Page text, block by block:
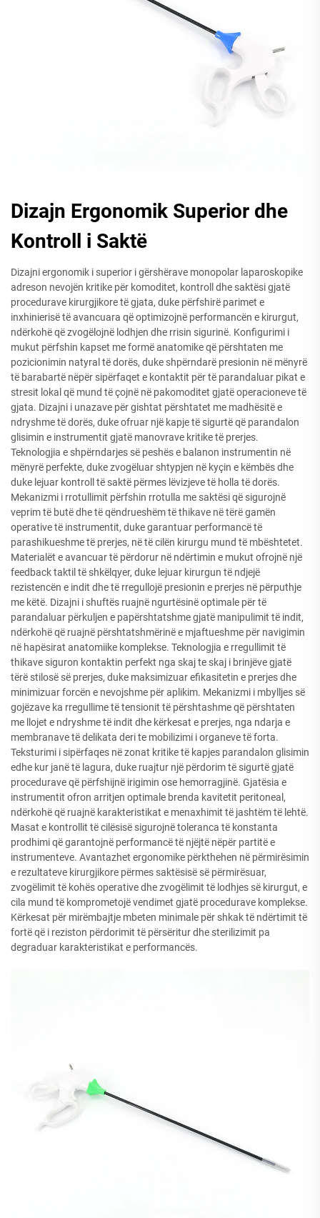
Dizajn Ergonomik Superior dhe
Kontroll i Saktë
Dizajni ergonomik i superior i gërshërave monopolar laparoskopike
adreson nevojën kritike për komoditet, kontroll dhe saktësi gjatë
procedurave kirurgjikore të gjata, duke përfshirë parimet e
inxhinierisë të avancuara që optimizojnë performancën e kirurgut,
ndërkohë që zvogëlojnë lodhjen dhe rrisin sigurinë. Konfigurimi i
mukut përfshin kapset me formë anatomike që përshtaten me
pozicionimin natyral të dorës, duke shpërndarë presionin në mënyrë
të barabartë nëpër sipërfaqet e kontaktit për të parandaluar pikat e
stresit lokal që mund të çojnë në pakomoditet gjatë operacioneve të
gjata. Dizajni i unazave për gishtat përshtatet me madhësitë e
ndryshme të dorës, duke ofruar një kapje të sigurtë që parandalon
glisimin e instrumentit gjatë manovrave kritike të prerjes.
Teknologjia e shpërndarjes së peshës e balanon instrumentin në
mënyrë perfekte, duke zvogëluar shtypjen në kyçin e këmbës dhe
duke lejuar kontroll të saktë përmes lëvizjeve të holla të dorës.
Mekanizmi i rrotullimit përfshin rrotulla me saktësi që sigurojnë
veprim të butë dhe të qëndrueshëm të thikave në tërë gamën
operative të instrumentit, duke garantuar performancë të
parashikueshme të prerjes, në të cilën kirurgu mund të mbështetet.
Materialët e avancuar të përdorur në ndërtimin e mukut ofrojnë një
feedback taktil të shkëlqyer, duke lejuar kirurgun të ndjejë
rezistencën e indit dhe të rregullojë presionin e prerjes në përputhje
me këtë. Dizajni i shuftës ruajnë ngurtësinë optimale për të
parandaluar përkuljen e papërshtatshme gjatë manipulimit të indit,
ndërkohë që ruajnë përshtatshmërinë e mjaftueshme për navigimin
në hapësirat anatomiike komplekse. Teknologjia e rregullimit të
thikave siguron kontaktin perfekt nga skaj te skaj i brinjëve gjatë
tërë stilosë së prerjes, duke maksimizuar efikasitetin e prerjes dhe
minimizuar forcën e nevojshme për aplikim. Mekanizmi i mbylljes së
gojëzave ka rregullime të tensionit të përshtashme që përshtaten
me llojet e ndryshme të indit dhe kërkesat e prerjes, nga ndarja e
membranave të delikata deri te mobilizimi i organeve të forta.
Teksturimi i sipërfaqes në zonat kritike të kapjes parandalon glisimin
edhe kur janë të lagura, duke ruajtur një përdorim të sigurtë gjatë
procedurave që përfshijnë irigimin ose hemorragjinë. Gjatësia e
instrumentit ofron arritjen optimale brenda kavitetit peritoneal,
ndërkohë që ruajnë karakteristikat e menaxhimit të jashtëm të lehtë.
Masat e kontrollit të cilësisë sigurojnë toleranca të konstanta
prodhimi që garantojnë performancë të njëjtë nëpër partitë e
instrumenteve. Avantazhet ergonomike përkthehen në përmirësimin
e rezultateve kirurgjikore përmes saktësisë së përmirësuar,
zvogëlimit të kohës operative dhe zvogëlimit të lodhjes së kirurgut, e
cila mund të komprometojë vendimet gjatë procedurave komplekse.
Kërkesat për mirëmbajtje mbeten minimale për shkak të ndërtimit të
fortë që i reziston përdorimit të përsëritur dhe sterilizimit pa
degraduar karakteristikat e performancës.